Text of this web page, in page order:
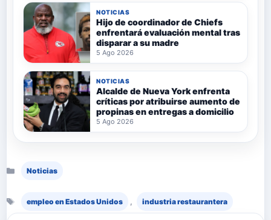
NOTICIAS
Hijo de coordinador de Chiefs
enfrentará evaluación mental tras
disparar a su madre
5 Ago 2026
NOTICIAS
Alcalde de Nueva York enfrenta
críticas por atribuirse aumento de
propinas en entregas a domicilio
5 Ago 2026
Noticias
empleo en Estados Unidos , industria restaurantera